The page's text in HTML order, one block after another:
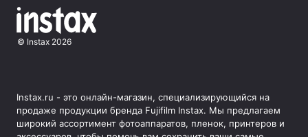
© Instax 2026
Instax.ru - это онлайн-магазин, специализирующийся на
продаже продукции бренда Fujifilm Instax. Мы предлагаем
широкий ассортимент фотоаппаратов, пленок, принтеров и